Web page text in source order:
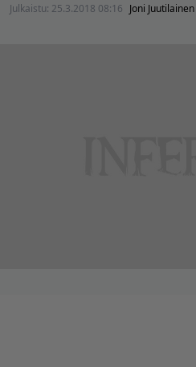
Julkaistu: 25.3.2018 08:16 Joni Juutilainen